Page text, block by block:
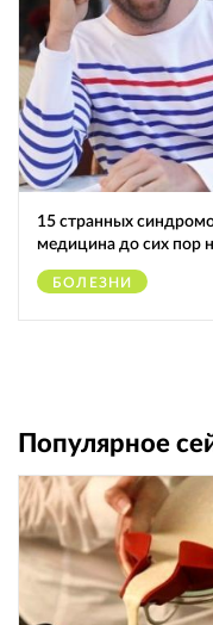
15 странных
медицина до сих пор
БОЛЕЗНИ
Популярное